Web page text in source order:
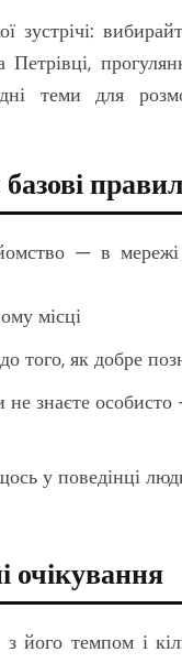
зустрічі:
теми для
— в
місці
того, як добре
знаєте
у поведінці
очікування
темпом і